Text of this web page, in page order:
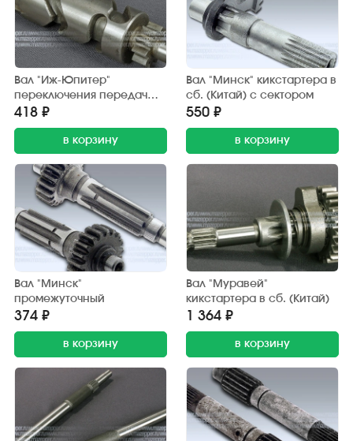
Вал "Иж-Юпитер"
переключения передач
(червячный)
418 ₽
в корзину
Вал "Минск" кикстартера в
сб. (Китай) с сектором
550 ₽
в корзину
Вал "Минск"
промежуточный
374 ₽
в корзину
Вал "Муравей"
кикстартера в сб. (Китай)
1 364 ₽
в корзину